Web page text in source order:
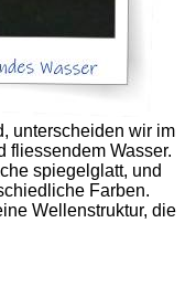
unterscheiden wir im
fliessendem Wasser.
spiegelglatt, und
Farben.
Wellenstruktur, die